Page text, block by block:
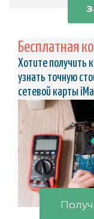
Бесплатная
Хотите получить
узнать точную
сетевой карты